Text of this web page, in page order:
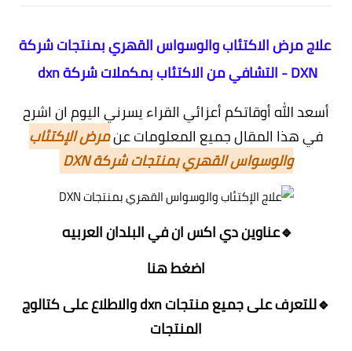
علاج مرض الاكتئاب والوسواس القهري بمنتجات شركة
DXN - التشافي من الاكتئاب بمكملات شركة dxn
أسعد الله أوقاتكم أعزائي القراء يسرني اليوم ان اشرح
في هذا المقال جميع المعلومات عنمرض الإكتئاب
والوسواس القهري بمنتجات شركة DXN
🔹عناوين دي اكس ان في البلدان العربيه
اضغط هنا
🔹للتعرف على جميع منتجات dxn والاطلاع على كتالوج
المنتجات